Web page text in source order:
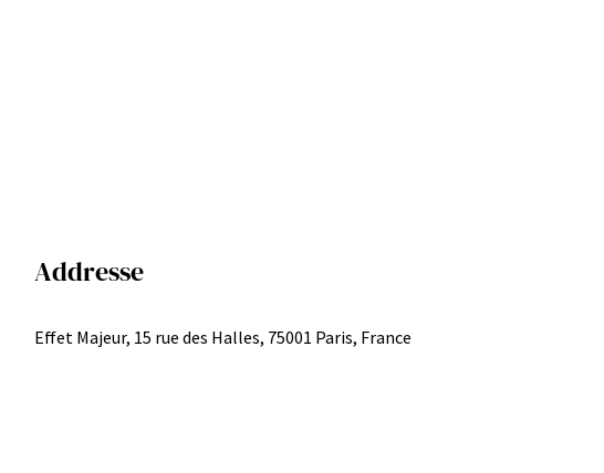
Addresse
Effet Majeur, 15 rue des Halles, 75001 Paris, France